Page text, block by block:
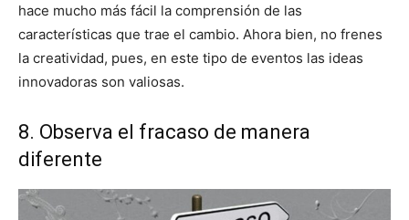
hace mucho más fácil la comprensión de las
características que trae el cambio. Ahora bien, no frenes
la creatividad, pues, en este tipo de eventos las ideas
innovadoras son valiosas.
8. Observa el fracaso de manera
diferente